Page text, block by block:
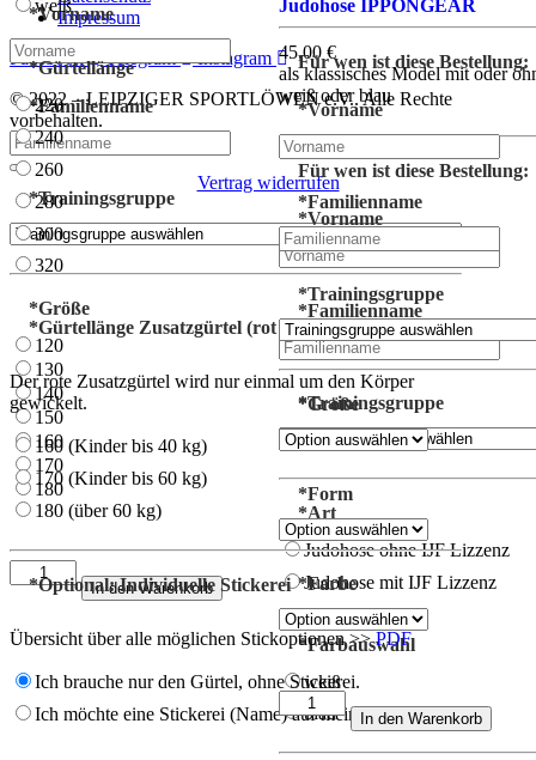
*Vorname
*Familienname
*Trainingsgruppe
*Größe
120
130
140
150
160
170
180
Judoanzug
KWON
(für
Menge
In den Warenkorb
Judohose IPPONGEAR
45,00 €
als klassisches Model mit oder
weiß oder blau
Für wen ist diese Bestellung:
*Vorname
*Familienname
*Trainingsgruppe
*Art
Judohose ohne IJF Lizzenz
Judohose mit IJF Lizzenz
*Farbauswahl
weiß
blau
weiß
*Gürtellänge
220
240
260
280
300
320
*Gürtellänge Zusatzgürtel (rot oder weiß)
Der rote Zusatzgürtel wird nur einmal um den Körper
gewickelt.
160 (Kinder bis 40 kg)
170 (Kinder bis 60 kg)
180 (über 60 kg)
*Optional: Individuelle Stickerei
Übersicht über alle möglichen Stickoptionen >>PDF
Ich brauche nur den Gürtel, ohne Stickerei.
Ich möchte eine Stickerei (Name) auf meinem Gürtel
Für wen ist diese Bestellung:
*Vorname
*Familienname
*Trainingsgruppe
*Größe
*Form
*Farbe
Judojacke
IPPONGEARIn den Warenkorb
Impressum
Facebook
Telegram
Instagram
© 2022 – LEIPZIGER SPORTLÖWEN e.V.. Alle Rechte
vorbehalten.
Vertrag widerrufen